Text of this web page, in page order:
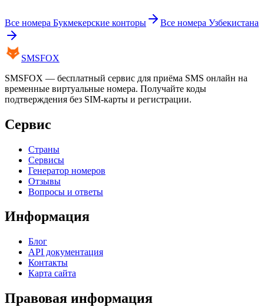
Все номера Букмекерские конторы Все номера Узбекистана
SMSFOX
SMSFOX — бесплатный сервис для приёма SMS онлайн на
временные виртуальные номера. Получайте коды
подтверждения без SIM-карты и регистрации.
Сервис
Страны
Сервисы
Генератор номеров
Отзывы
Вопросы и ответы
Информация
Блог
API документация
Контакты
Карта сайта
Правовая информация